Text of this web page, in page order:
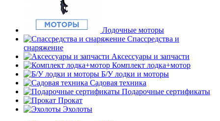
Лодочные моторы
Спассредства и
снаряжение
Аксессуары и запчасти
Комплект лодка+мотор
Б/У лодки и моторы
Садовая техника
Подарочные сертификаты
Прокат
Эхолоты